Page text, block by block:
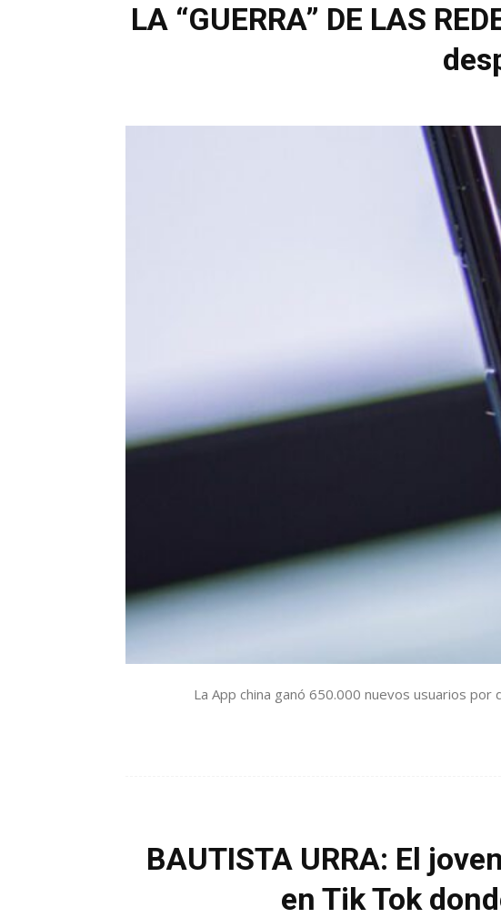
LA “GUERRA” DE LAS
La App china ganó 650.000 nuevos usuarios
BAUTISTA URRA: El
en Tik Tok